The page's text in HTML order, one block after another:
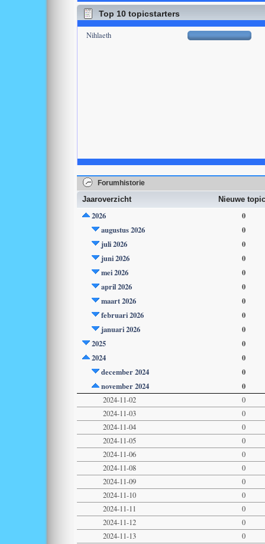
Top 10 topicstarters
Nihlaeth
Forumhistorie
Jaaroverzicht Nieuwe
2026
0
augustus 2026
0
juli 2026
0
juni 2026
0
mei 2026
0
april 2026
0
maart 2026
0
februari 2026
0
januari 2026
0
2025
0
2024
0
december 2024
0
november 2024
0
2024-11-02
0
2024-11-03
0
2024-11-04
0
2024-11-05
0
2024-11-06
0
2024-11-08
0
2024-11-09
0
2024-11-10
0
2024-11-11
0
2024-11-12
0
2024-11-13
0